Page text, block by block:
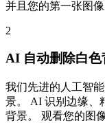
并且您的第一张图像
2
AI 自动删除白色
我们先进的人工智
景。 AI 识别边缘、
背景。 观看您的图